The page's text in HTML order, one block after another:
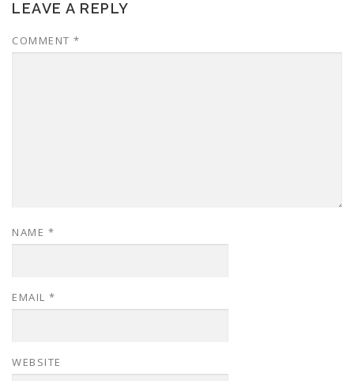
LEAVE A REPLY
COMMENT *
NAME *
EMAIL *
WEBSITE